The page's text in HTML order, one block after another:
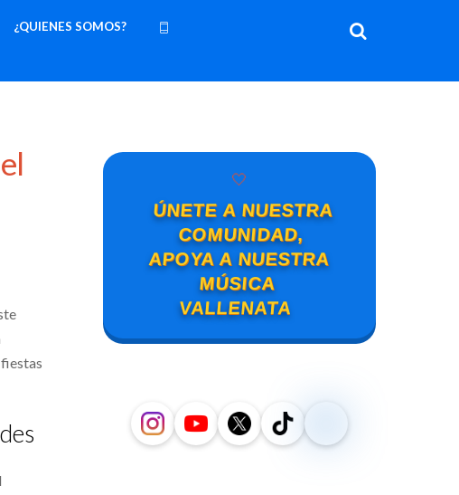
¿QUIENES SOMOS?
🤍
ÚNETE A NUESTRA
COMUNIDAD,
APOYA A NUESTRA
MÚSICA
VALLENATA